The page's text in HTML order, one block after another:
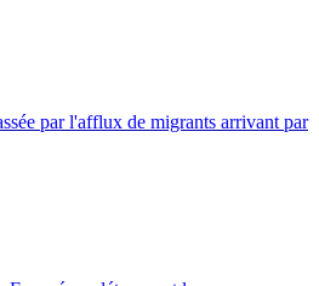
par l'afflux de migrants arrivant par